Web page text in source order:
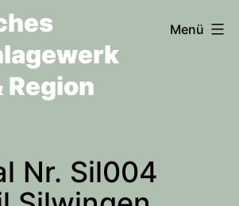
Region
Menü
Nr. Sil004